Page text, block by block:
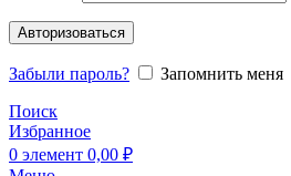
Авторизоваться
Забыли пароль?
Запомнить меня
Поиск
Избранное
0 элемент 0,00 ₽